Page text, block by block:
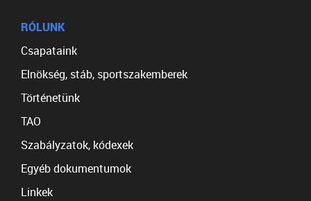
RÓLUNK
Csapataink
Elnökség, stáb, sportszakemberek
Történetünk
TAO
Szabályzatok, kódexek
Egyéb dokumentumok
Linkek